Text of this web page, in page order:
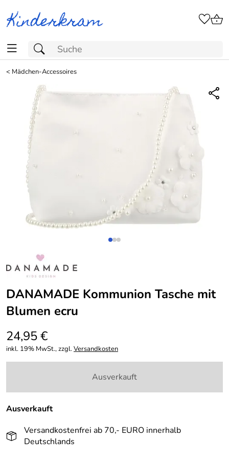
< Mädchen-Accessoires
DANAMADE Kommunion Tasche mit
Blumen ecru
24,95 €
inkl. 19% MwSt., zzgl.Versandkosten
Ausverkauft
Ausverkauft
Versandkostenfrei ab 70,- EURO innerhalb
Deutschlands